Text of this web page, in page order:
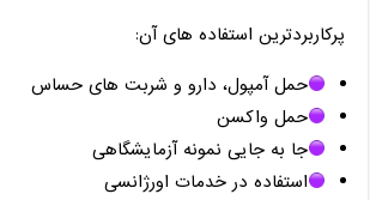
پرکاربردترین استفاده‌ های آن:
حمل آمپول، دارو و شربت‌ های حساس
حمل واکسن
جا به ‌جایی نمونه آزمایشگاهی
استفاده در خدمات اورژانسی